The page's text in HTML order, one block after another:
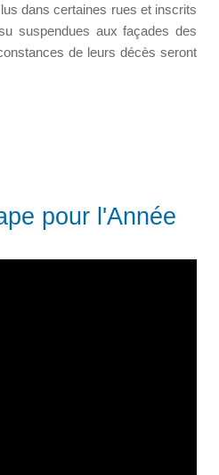
dans certaines rues et inscrits
suspendues aux façades des
de leurs décès seront
pour l'Année